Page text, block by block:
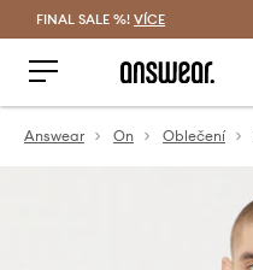
FINAL SALE %! VÍCE
Answear On Oblečení